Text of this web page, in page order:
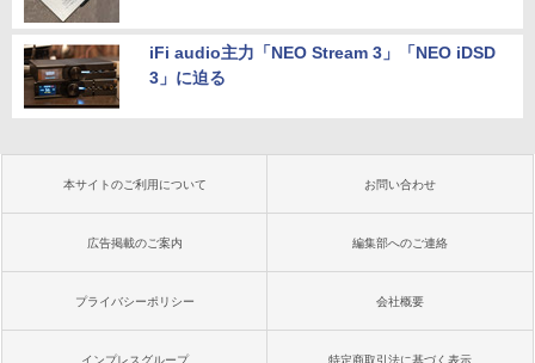
iFi audio主力「NEO Stream 3」「NEO iDSD
3」に迫る
本サイトのご利用について お問い合わせ
広告掲載のご案内 編集部へのご連絡
プライバシーポリシー 会社概要